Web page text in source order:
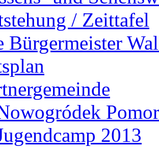
/ Zeittafel
Bürgermeister
2013